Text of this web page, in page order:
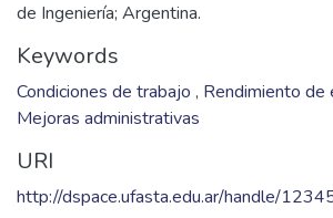
de Ingeniería; Argentina.
Keywords
Condiciones de trabajo , Rendimiento de
Mejoras administrativas
URI
http://dspace.ufasta.edu.ar/handle/